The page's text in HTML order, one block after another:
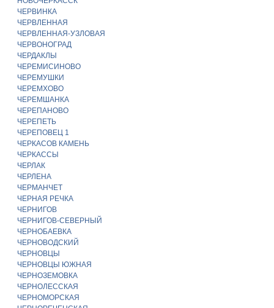
ЧЕРВИНКА
ЧЕРВЛЕННАЯ
ЧЕРВЛЕННАЯ-УЗЛОВАЯ
ЧЕРВОНОГРАД
ЧЕРДАКЛЫ
ЧЕРЕМИСИНОВО
ЧЕРЕМУШКИ
ЧЕРЕМХОВО
ЧЕРЕМШАНКА
ЧЕРЕПАНОВО
ЧЕРЕПЕТЬ
ЧЕРЕПОВЕЦ 1
ЧЕРКАСОВ КАМЕНЬ
ЧЕРКАССЫ
ЧЕРЛАК
ЧЕРЛЕНА
ЧЕРМАНЧЕТ
ЧЕРНАЯ РЕЧКА
ЧЕРНИГОВ
ЧЕРНИГОВ-СЕВЕРНЫЙ
ЧЕРНОБАЕВКА
ЧЕРНОВОДСКИЙ
ЧЕРНОВЦЫ
ЧЕРНОВЦЫ ЮЖНАЯ
ЧЕРНОЗЕМОВКА
ЧЕРНОЛЕССКАЯ
ЧЕРНОМОРСКАЯ